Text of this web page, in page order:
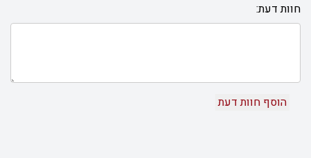
חוות דעת: